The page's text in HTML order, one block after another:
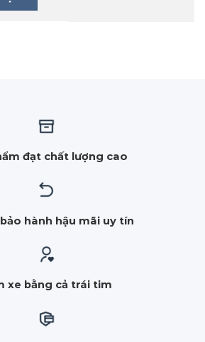
đạt chất lượng cao
hành hậu mãi uy tín
xe bằng cả trái tim